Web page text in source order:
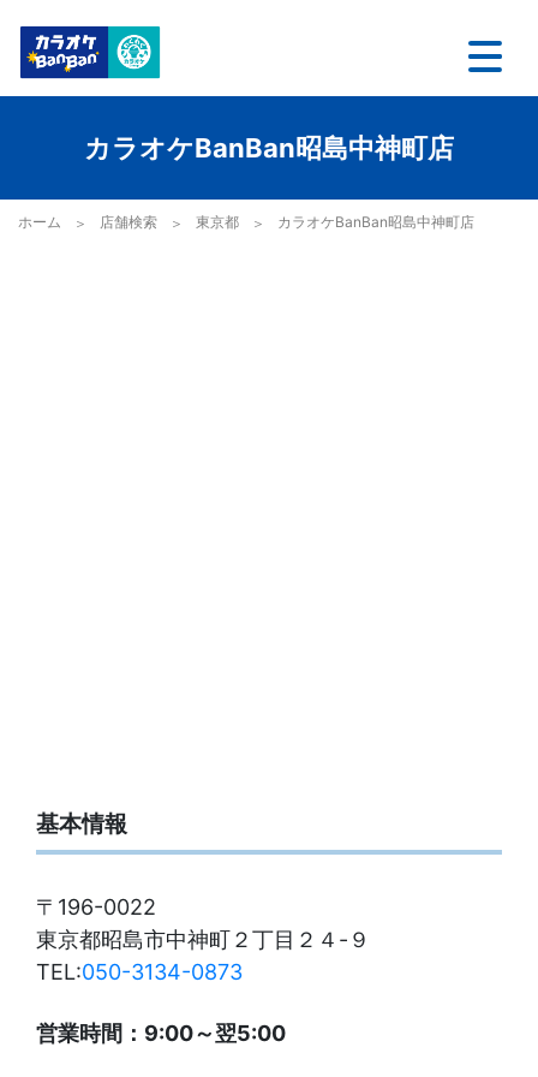
カラオケBanBan昭島中神町店
ホーム 店舗検索 東京都 カラオケBanBan昭島中神町店
基本情報
〒196-0022
東京都昭島市中神町２丁目２４-９
TEL:050-3134-0873
営業時間：9:00～翌5:00